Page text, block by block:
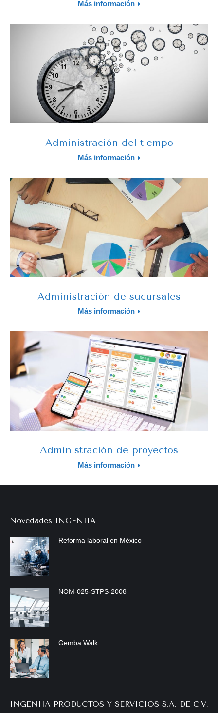
Más información
Administración del tiempo
Más información
Administración de sucursales
Más información
Administración de proyectos
Más información
Novedades INGENIIA
Reforma laboral en México
NOM-025-STPS-2008
Gemba Walk
INGENIIA PRODUCTOS Y SERVICIOS S.A. DE C.V.